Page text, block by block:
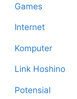
Games
Internet
Komputer
Link Hoshino
Potensial